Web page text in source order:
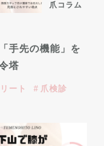
爪コラム
手先の機能」を
塔
ート 爪検診